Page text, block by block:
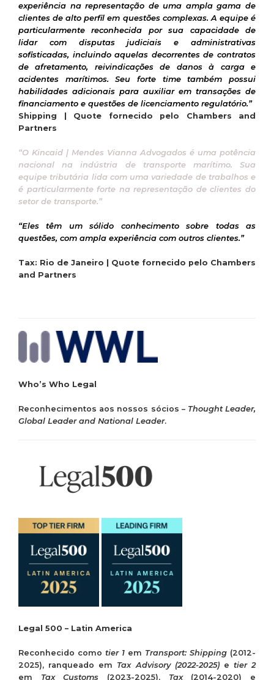
experiência na representação de uma ampla gama de
clientes de alto perfil em questões complexas. A equipe é
particularmente reconhecida por sua capacidade de
lidar com disputas judiciais e administrativas
sofisticadas, incluindo aquelas decorrentes de contratos
de afretamento, reivindicações de danos à carga e
acidentes marítimos. Seu forte time também possui
habilidades adicionais para auxiliar em transações de
financiamento e questões de licenciamento regulatório.”
Shipping | Quote fornecido pelo Chambers and
Partners
“O Kincaid | Mendes Vianna Advogados é uma potência
nacional na indústria de transporte marítimo. Sua
equipe tributária lida com uma variedade de trabalhos e
é particularmente forte na representação de clientes do
setor de transporte.”
“Eles têm um sólido conhecimento sobre todas as
questões, com ampla experiência com outros clientes.”
Tax: Rio de Janeiro | Quote fornecido pelo Chambers
and Partners
Who’s Who Legal
Reconhecimentos aos nossos sócios – Thought Leader,
Global Leader and National Leader.​
Legal 500 – Latin America
Reconhecido como tier 1 em Transport: Shipping (2012-
2025), ranqueado em Tax Advisory (2022-2025) e tier 2
em Tax Customs (2023-2025), Tax(2014-2020) e